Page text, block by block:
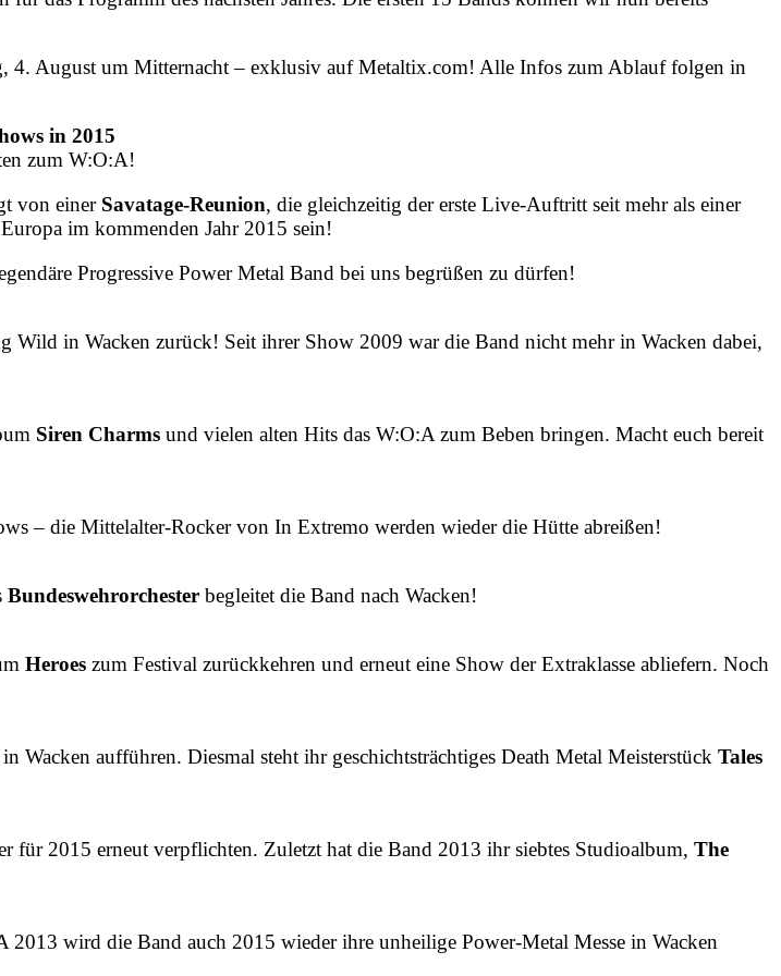
4. August um Mitternacht – exklusiv auf Metaltix.com! Alle Infos zum Ablauf folgen in
in 2015
zum W:O:A!
von einer Savatage-Reunion, die gleichzeitig der erste Live-Auftritt seit mehr als einer
im kommenden Jahr 2015 sein!
Progressive Power Metal Band bei uns begrüßen zu dürfen!
Wild in Wacken zurück! Seit ihrer Show 2009 war die Band nicht mehr in Wacken dabei,
Siren Charms und vielen alten Hits das W:O:A zum Beben bringen. Macht euch bereit
– die Mittelalter-Rocker von In Extremo werden wieder die Hütte abreißen!
Bundeswehrorchester begleitet die Band nach Wacken!
Heroes zum Festival zurückkehren und erneut eine Show der Extraklasse abliefern. Noch
aufführen. Diesmal steht ihr geschichtsträchtiges Death Metal Meisterstück Tales
für 2015 erneut verpflichten. Zuletzt hat die Band 2013 ihr siebtes Studioalbum, The
wird die Band auch 2015 wieder ihre unheilige Power-Metal Messe in Wacken